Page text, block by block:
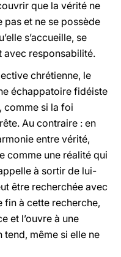
que la vérité ne
pas et ne se possède
s’accueille, se
avec responsabilité.
chrétienne, le
échappatoire fidéiste
comme si la foi
Au contraire : en
entre vérité,
comme une réalité qui
à sortir de lui-
être recherchée avec
fin à cette recherche,
et l’ouvre à une
même si elle ne